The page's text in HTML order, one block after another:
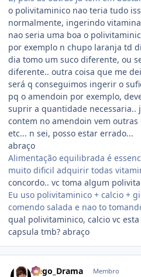
o polivitaminico nao teria tudo
normalmente, ingerindo
nao seria uma boa o
por exemplo n chupo laranja td
dia tomo um suco diferente, ou
diferente.. outra coisa que me
será q conseguimos ingerir o
pq o amendoin por exemplo,
suprir a quantidade necessaria..
contem no amendoin vem
etc... n sei, posso estar errado...
abraço
Alimentação equilibrada é
muito dificil adquirir todas
concordo.. vc toma algum
Eu uso polivitaminico + calcio +
comendo salada e nao to
qual polivitaminico, calcio vc
capsula tmb? abraço
Nego_Drama Membro